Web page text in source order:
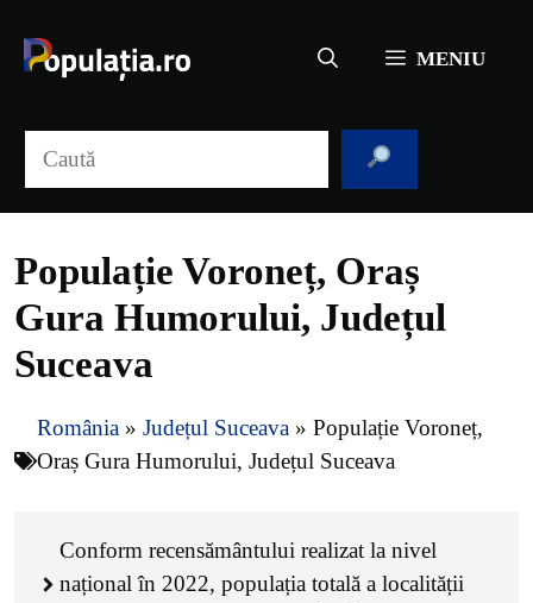
conținut
MENIU
Populație Voroneț, Oraș
Gura Humorului, Județul
Suceava
România » Județul Suceava » Populație Voroneț,
Oraș Gura Humorului, Județul Suceava
Conform recensământului realizat la nivel
național în 2022, populația totală a localității